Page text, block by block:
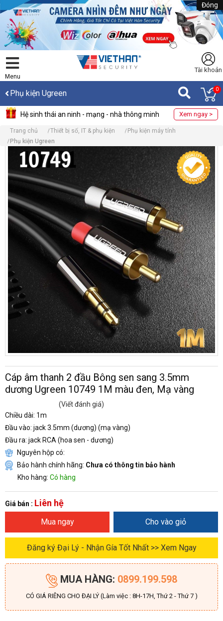
Đóng
Menu
Tài khoản
Phụ kiện Ugreen 0
Hệ sinh thái an ninh - mạng - nhà thông minh Xem ngay >
Trang chủ Thiết bị số, IT & phụ kiện
Phụ kiện máy tính
Phụ kiện Ugreen
Cáp âm thanh 2 đầu Bông sen sang 3.5mm
dương Ugreen 10749 1M màu đen, Mạ vàng
(Viết đánh giá)
Chiều dài: 1m
Đầu vào: jack 3.5mm (dương) (mạ vàng)
Đầu ra: jack RCA (hoa sen - dương)
Nguyên hộp có:
Bảo hành chính hãng: Chưa có thông tin bảo hành
Kho hàng: Có hàng
Giá bán : Liên hệ
Mua ngay Cho vào giỏ
Đăng ký Đại Lý - Nhận Gía Tốt Nhất >> Xem Ngay
MUA HÀNG: 0899.199.598
CÓ GIÁ RIÊNG CHO ĐẠI LÝ (Làm việc : 8H-17H, Thứ 2 - Thứ 7 )